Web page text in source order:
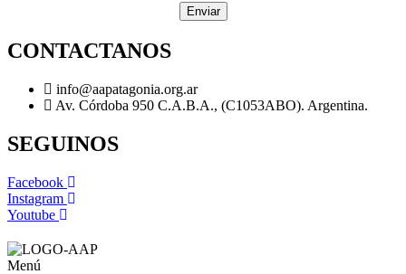
CONTACTANOS
info@aapatagonia.org.ar
Av. Córdoba 950 C.A.B.A., (C1053ABO). Argentina.
SEGUINOS
Facebook
Instagram
Youtube
Menú